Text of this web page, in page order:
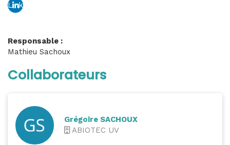
Link
Responsable :
Mathieu Sachoux
Collaborateurs
Grégoire SACHOUX
ABIOTEC UV